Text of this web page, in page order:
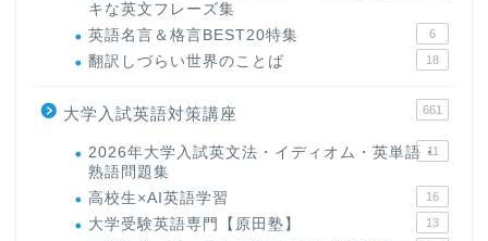
キな英文フレーズ集
英語名言＆格言BEST20特集 6
翻訳しづらい世界のことば 18
大学入試英語対策講座 661
2026年大学入試英文法・イディオム・英単語・
熟語問題集
11
高校生×AI英語学習 16
大学受験英語専門【原田塾】 13